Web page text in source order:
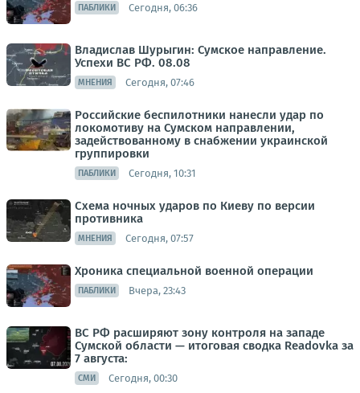
ПАБЛИКИ Сегодня, 06:36
Владислав Шурыгин: Сумское направление.
Успехи ВС РФ. 08.08
МНЕНИЯ Сегодня, 07:46
Российские беспилотники нанесли удар по
локомотиву на Сумском направлении,
задействованному в снабжении украинской
группировки
ПАБЛИКИ Сегодня, 10:31
Схема ночных ударов по Киеву по версии
противника
МНЕНИЯ Сегодня, 07:57
Хроника специальной военной операции
ПАБЛИКИ Вчера, 23:43
ВС РФ расширяют зону контроля на западе
Сумской области — итоговая сводка Readovka за
7 августа:
СМИ Сегодня, 00:30